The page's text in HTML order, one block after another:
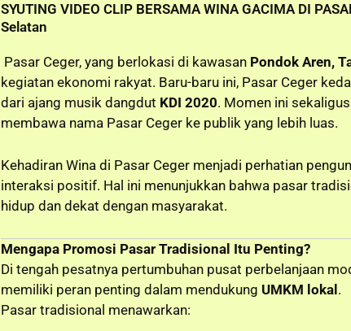
SYUTING VIDEO CLIP BERSAMA WINA GACIMA DI
Selatan
Pasar Ceger, yang berlokasi di kawasan Pondok Aren,
kegiatan ekonomi rakyat. Baru-baru ini, Pasar Ceger
dari ajang musik dangdut KDI 2020. Momen ini
membawa nama Pasar Ceger ke publik yang lebih luas.
Kehadiran Wina di Pasar Ceger menjadi perhatian
interaksi positif. Hal ini menunjukkan bahwa pasar
hidup dan dekat dengan masyarakat.
Mengapa Promosi Pasar Tradisional Itu Penting?
Di tengah pesatnya pertumbuhan pusat perbelanjaan
memiliki peran penting dalam mendukung UMKM lokal .
Pasar tradisional menawarkan: